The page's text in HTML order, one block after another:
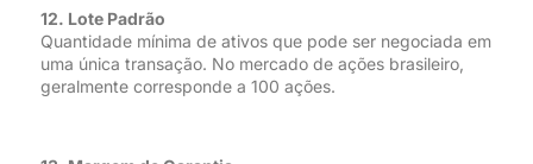
12. Lote Padrão
Quantidade mínima de ativos que pode ser negociada em
uma única transação. No mercado de ações brasileiro,
geralmente corresponde a 100 ações.